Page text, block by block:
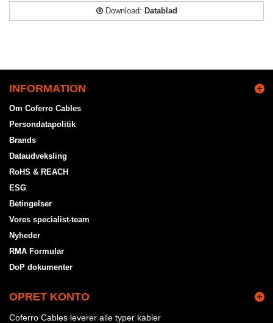
Download: Datablad
INFORMATION
Om Coferro Cables
Persondatapolitik
Brands
Dataudveksling
RoHS & REACH
ESG
Betingelser
Vores specialist-team
Nyheder
RMA Formular
DoP dokumenter
OPRET KONTO
Coferro Cables leverer alle typer kabler